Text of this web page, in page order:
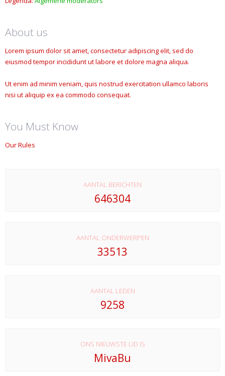
About us
Lorem ipsum dolor sit amet, consectetur adipiscing elit, sed do
eiusmod tempor incididunt ut labore et dolore magna aliqua.
Ut enim ad minim veniam, quis nostrud exercitation ullamco laboris
nisi ut aliquip ex ea commodo consequat.
You Must Know
Our Rules
AANTAL BERICHTEN
646304
AANTAL ONDERWERPEN
33513
AANTAL LEDEN
9258
ONS NIEUWSTE LID IS
MivaBu